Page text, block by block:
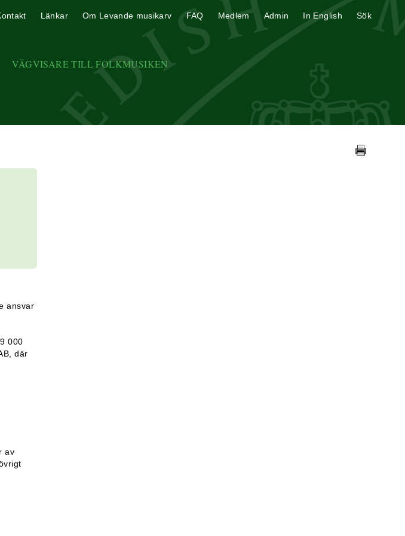
VÄGVISARE TILL FOLKMUSIKEN
Länkar Om Levande musikarv FAQ Medlem Admin In English Sök
ansvar
000
där
av